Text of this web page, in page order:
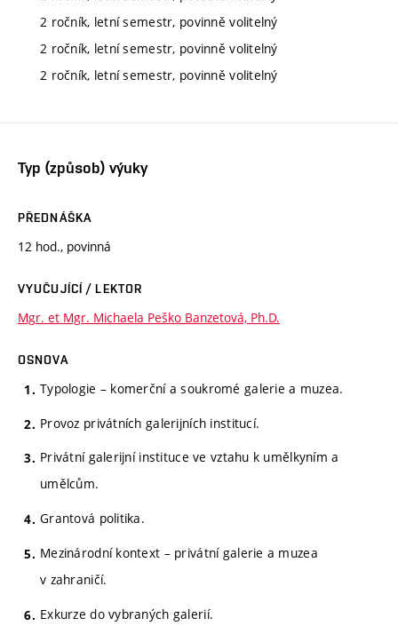
2 ročník, letní semestr, povinně volitelný
2 ročník, letní semestr, povinně volitelný
2 ročník, letní semestr, povinně volitelný
Typ (způsob) výuky
PŘEDNÁŠKA
12 hod., povinná
VYUČUJÍCÍ / LEKTOR
Mgr. et Mgr. Michaela Peško Banzetová, Ph.D.
OSNOVA
Typologie – komerční a soukromé galerie a muzea.
Provoz privátních galerijních institucí.
Privátní galerijní instituce ve vztahu k umělkyním a
umělcům.
Grantová politika.
Mezinárodní kontext – privátní galerie a muzea
v zahraničí.
Exkurze do vybraných galerií.